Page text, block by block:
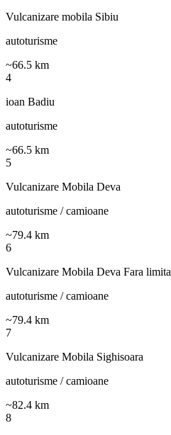
Vulcanizare mobila Sibiu
autoturisme
~66.5 km
4
ioan Badiu
autoturisme
~66.5 km
5
Vulcanizare Mobila Deva
autoturisme / camioane
~79.4 km
6
Vulcanizare Mobila Deva Fara limita
autoturisme / camioane
~79.4 km
7
Vulcanizare Mobila Sighisoara
autoturisme / camioane
~82.4 km
8